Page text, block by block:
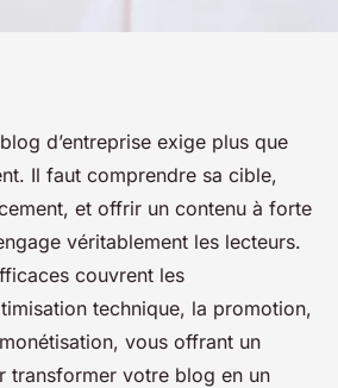
efficaces pour
votre blog
•11 min de lecture
d’entreprise exige plus que
Il faut comprendre sa cible,
et offrir un contenu à forte
véritablement les lecteurs.
couvrent les
technique, la promotion,
vous offrant un
transformer votre blog en un